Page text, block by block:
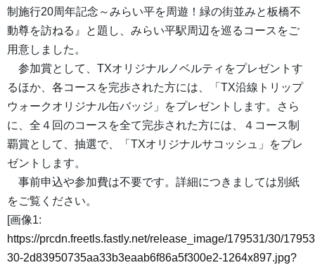
制施行20周年記念～みらい平を周遊！緑の街並みと板橋不
動尊を訪ねる』と題し、みらい平駅周辺を巡るコースをご
用意しました。
参加賞として、TXオリジナルノベルティをプレゼントす
るほか、各コースを完歩された方には、「TX沿線トリップ
ウォークオリジナル缶バッジ」をプレゼントします。さら
に、全４回のコースを全て完歩された方には、４コース制
覇賞として、抽選で、「TXオリジナルサコッシュ」をプレ
ゼントします。
事前申込や参加費は不要です。詳細につきましては別紙
をご覧ください。
[画像1:
https://prcdn.freetls.fastly.net/release_image/179531/30/
30-2d83950735aa33b3eaab6f86a5f300e2-1264x897.jpg?